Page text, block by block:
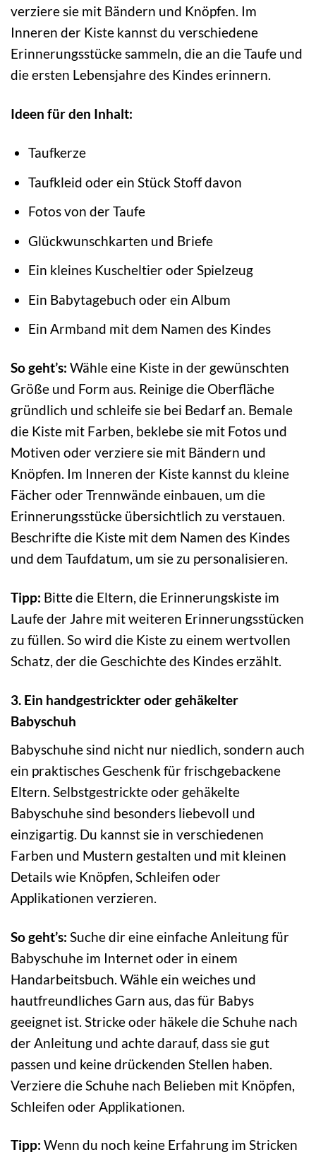
verziere sie mit Bändern und Knöpfen. Im
Inneren der Kiste kannst du verschiedene
Erinnerungsstücke sammeln, die an die Taufe und
die ersten Lebensjahre des Kindes erinnern.
Ideen für den Inhalt:
Taufkerze
Taufkleid oder ein Stück Stoff davon
Fotos von der Taufe
Glückwunschkarten und Briefe
Ein kleines Kuscheltier oder Spielzeug
Ein Babytagebuch oder ein Album
Ein Armband mit dem Namen des Kindes
So geht’s: Wähle eine Kiste in der gewünschten
Größe und Form aus. Reinige die Oberfläche
gründlich und schleife sie bei Bedarf an. Bemale
die Kiste mit Farben, beklebe sie mit Fotos und
Motiven oder verziere sie mit Bändern und
Knöpfen. Im Inneren der Kiste kannst du kleine
Fächer oder Trennwände einbauen, um die
Erinnerungsstücke übersichtlich zu verstauen.
Beschrifte die Kiste mit dem Namen des Kindes
und dem Taufdatum, um sie zu personalisieren.
Tipp: Bitte die Eltern, die Erinnerungskiste im
Laufe der Jahre mit weiteren Erinnerungsstücken
zu füllen. So wird die Kiste zu einem wertvollen
Schatz, der die Geschichte des Kindes erzählt.
3. Ein handgestrickter oder gehäkelter
Babyschuh
Babyschuhe sind nicht nur niedlich, sondern auch
ein praktisches Geschenk für frischgebackene
Eltern. Selbstgestrickte oder gehäkelte
Babyschuhe sind besonders liebevoll und
einzigartig. Du kannst sie in verschiedenen
Farben und Mustern gestalten und mit kleinen
Details wie Knöpfen, Schleifen oder
Applikationen verzieren.
So geht’s: Suche dir eine einfache Anleitung für
Babyschuhe im Internet oder in einem
Handarbeitsbuch. Wähle ein weiches und
hautfreundliches Garn aus, das für Babys
geeignet ist. Stricke oder häkele die Schuhe nach
der Anleitung und achte darauf, dass sie gut
passen und keine drückenden Stellen haben.
Verziere die Schuhe nach Belieben mit Knöpfen,
Schleifen oder Applikationen.
Tipp: Wenn du noch keine Erfahrung im Stricken